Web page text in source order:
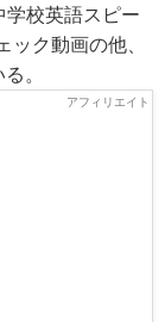
校英語スピー
ック動画の他、
。